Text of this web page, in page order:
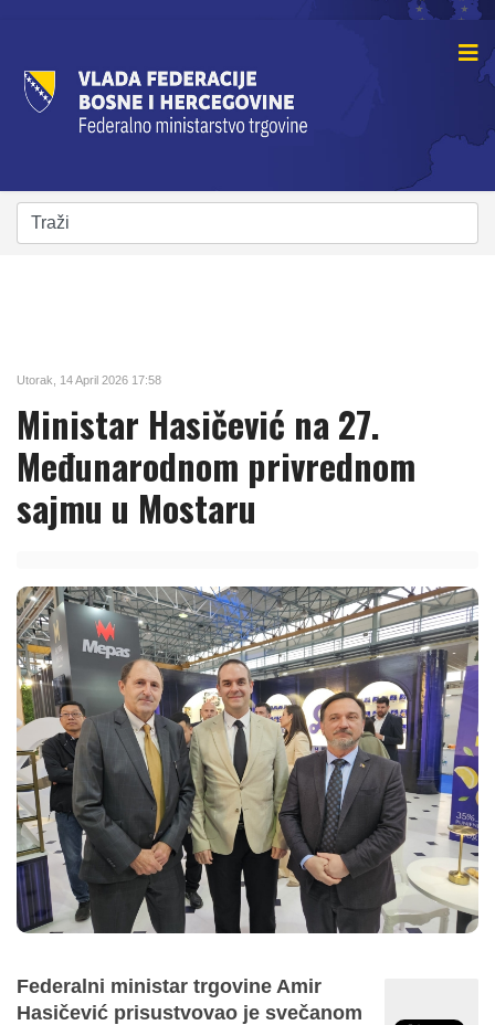
Utorak, 14 April 2026 17:58
Ministar Hasičević na 27.
Međunarodnom privrednom
sajmu u Mostaru
Federalni ministar trgovine Amir
Hasičević prisustvovao je svečanom